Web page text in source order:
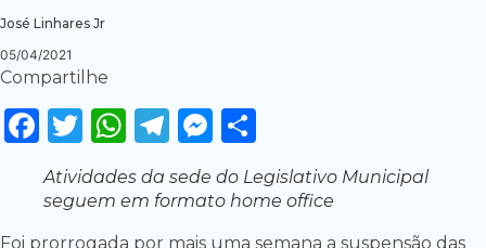
José Linhares Jr
05/04/2021
Compartilhe
Facebook
Twitter
WhatsApp
Telegram
Messenger
Atividades da sede do Legislativo Municipal
seguem em formato home office
Foi prorrogada por mais uma semana a suspensão das